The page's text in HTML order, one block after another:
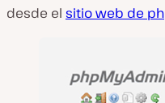
desde el sitio web de